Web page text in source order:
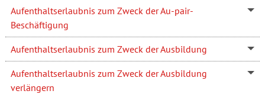
Aufenthaltserlaubnis zum Zweck der Au-pair-
Beschäftigung
Aufenthaltserlaubnis zum Zweck der Ausbildung
Aufenthaltserlaubnis zum Zweck der Ausbildung
verlängern